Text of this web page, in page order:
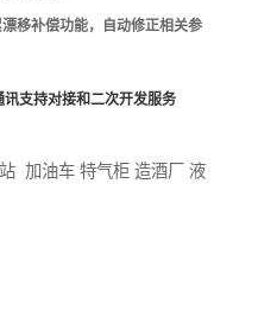
移补偿功能，自动修正相关参
讯支持对接和二次开发服务
加油车 特气柜 造酒厂 液